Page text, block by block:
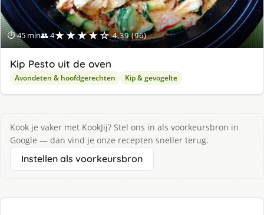
⏱ 45 min👥 4★★★★☆ 4.39 (96)
Kip Pesto uit de oven
Avondeten & hoofdgerechten Kip & gevogelte
Kook je vaker met KookJij? Stel ons in als voorkeursbron in
Google — dan vind je onze recepten sneller terug.
Instellen als voorkeursbron